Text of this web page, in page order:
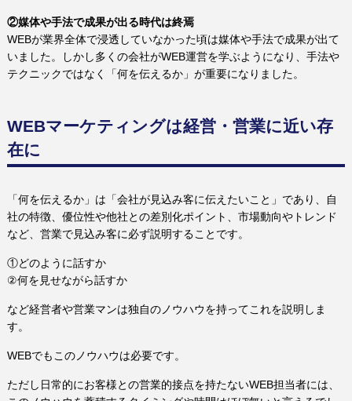
②媒体や手法で成果が出る時代は終焉
WEBが業界全体で浸透していなかった頃は媒体や手法で成果が出て
いました。しかし多くの会社がWEB運営を学ぶようになり、手法や
テクニックではなく「何を伝えるか」が重要になりました。
WEBマーケティングは経営・営業に近い存
在に
「何を伝えるか」は「会社が見込み客に伝えたいこと」であり、自
社の特徴、優位性や他社との差別化ポイント、市場動向やトレンド
など、営業で見込み客に必ず説明することです。
①どのように話すか
②何を見せながら話すか
など経営者や営業マンは独自のノウハウを持ってこれを説明しま
す。
WEBでもこのノウハウは必要です。
ただし日常的にお客様との営業的接点を持たないWEB担当者には、